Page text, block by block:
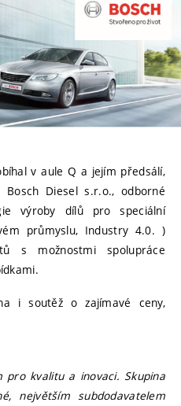
v aule Q a jejím předsálí,
Bosch Diesel s.r.o., odborné
výroby dílů pro speciální
průmyslu, Industry 4.0. )
s možnostmi spolupráce
i soutěž o zajímavé ceny,
pro kvalitu a inovaci. Skupina
největším subdodavatelem